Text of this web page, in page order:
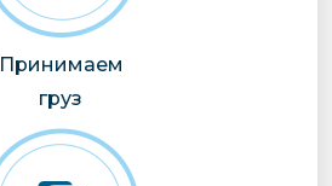
Принимаем
груз